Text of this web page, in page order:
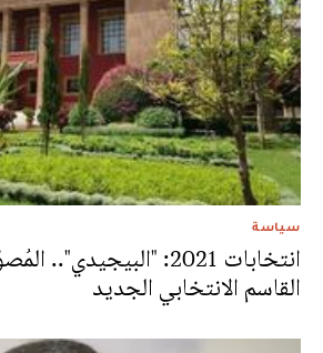
سياسة
انتخابات 2021:
القاسم الانتخابي الجديد